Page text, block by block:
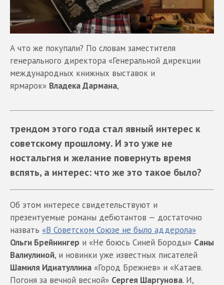
А что же покупали? По словам заместителя
генерального директора «Генеральной дирекции
международных книжных выставок и
ярмарок» Владека Дармана,
трендом этого года стал явный интерес к
советскому прошлому. И это уже не
ностальгия и желание повернуть время
вспять, а интерес: что же это такое было?
Об этом интересе свидетельствуют и
презентуемые романы дебютантов — достаточно
назвать «В Советском Союзе не было аддерола»
Ольги Брейнингер и «Не боюсь Синей Бороды» Саны
Валиулиной, и новинки уже известных писателей
Шамиля Идиатуллина «Город Брежнев» и «Катаев.
Погоня за вечной весной» Сергея Шаргунова. И,